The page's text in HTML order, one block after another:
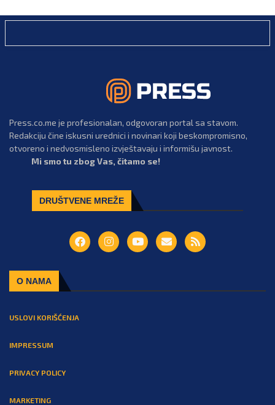
Press.co.me je profesionalan, odgovoran portal sa stavom.
Redakciju čine iskusni urednici i novinari koji beskompromisno,
otvoreno i nedvosmisleno izvještavaju i informišu javnost.
Mi smo tu zbog Vas, čitamo se!
DRUŠTVENE MREŽE
O NAMA
USLOVI KORIŠĆENJA
IMPRESSUM
PRIVACY POLICY
MARKETING